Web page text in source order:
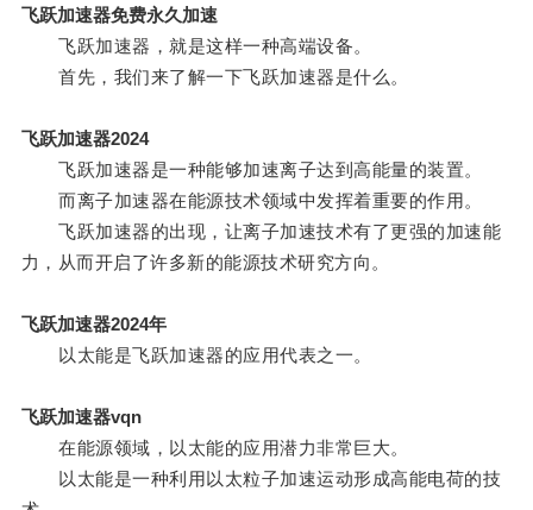
飞跃加速器免费永久加速
飞跃加速器，就是这样一种高端设备。
首先，我们来了解一下飞跃加速器是什么。
飞跃加速器2024
飞跃加速器是一种能够加速离子达到高能量的装置。
而离子加速器在能源技术领域中发挥着重要的作用。
飞跃加速器的出现，让离子加速技术有了更强的加速能
力，从而开启了许多新的能源技术研究方向。
飞跃加速器2024年
以太能是飞跃加速器的应用代表之一。
飞跃加速器vqn
在能源领域，以太能的应用潜力非常巨大。
以太能是一种利用以太粒子加速运动形成高能电荷的技